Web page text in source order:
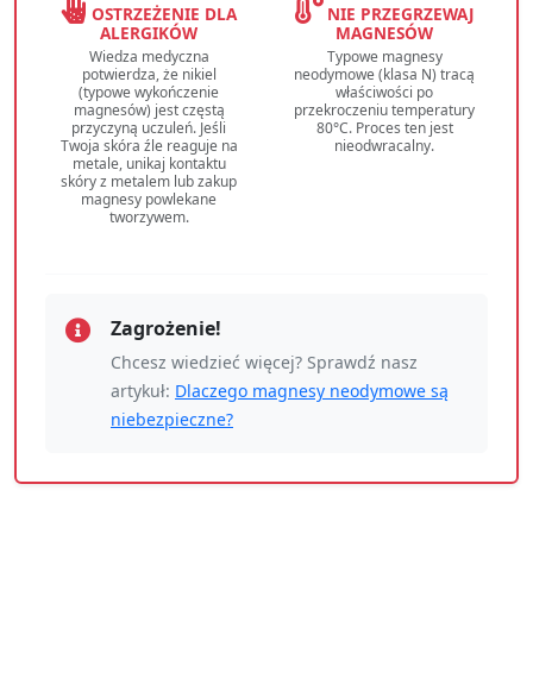
OSTRZEŻENIE DLA
ALERGIKÓW
Wiedza medyczna
potwierdza, że nikiel
(typowe wykończenie
magnesów) jest częstą
przyczyną uczuleń. Jeśli
Twoja skóra źle reaguje na
metale, unikaj kontaktu
skóry z metalem lub zakup
magnesy powlekane
tworzywem.
NIE PRZEGRZEWAJ
MAGNESÓW
Typowe magnesy
neodymowe (klasa N) tracą
właściwości po
przekroczeniu temperatury
80°C. Proces ten jest
nieodwracalny.
Zagrożenie!
Chcesz wiedzieć więcej? Sprawdź nasz
artykuł: Dlaczego magnesy neodymowe są
niebezpieczne?